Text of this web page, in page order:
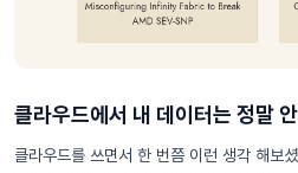
클라우드에서 내 데이터는 정말
클라우드를 쓰면서 한 번쯤 이런 생각 해보